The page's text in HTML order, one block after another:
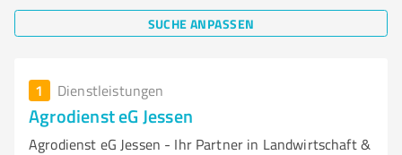
SUCHE ANPASSEN
1 Dienstleistungen
Agrodienst eG Jessen
Agrodienst eG Jessen - Ihr Partner in Landwirtschaft &